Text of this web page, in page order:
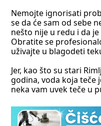
Nemojte ignorisati
se da će sam od sebe
nešto nije u redu i da
Obratite se
uživajte u blagodeti
Jer, kao što su stari
godina, voda koja teče
neka vam uvek teče u